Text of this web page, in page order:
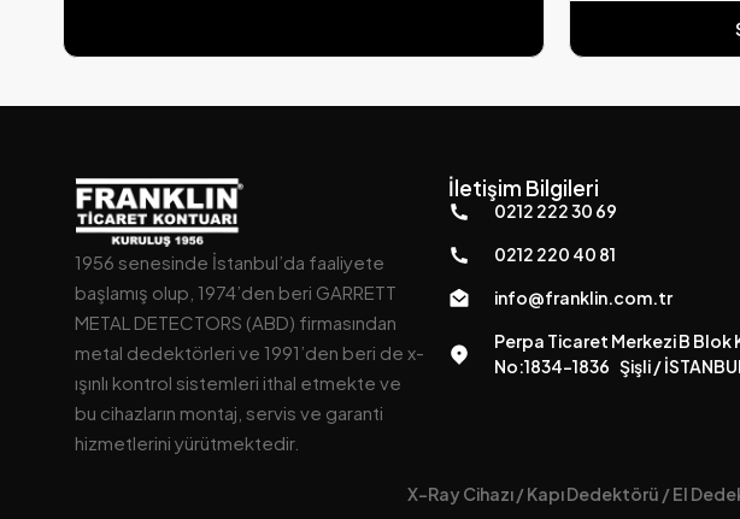
1956 senesinde İstanbul’da faaliyete
başlamış olup, 1974’den beri GARRETT
METAL DETECTORS (ABD) firmasından
metal dedektörleri ve 1991’den beri de x-
ışınlı kontrol sistemleri ithal etmekte ve
bu cihazların montaj, servis ve garanti
hizmetlerini yürütmektedir.
İletişim Bilgileri
0212 222 30 69
0212 220 40 81
info@franklin.com.tr
Perpa Ticaret Merkezi B Blok
No:1834-1836 Şişli /
X-Ray Cihazı / Kapı Dedektörü / El